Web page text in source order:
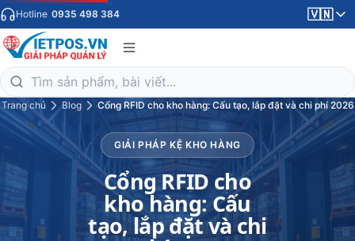
Hotline 0935 498 384 🇻🇳
Trang chủ Blog Cổng RFID cho kho hàng: Cấu tạo, lắp đặt và chi phí 2026
GIẢI PHÁP KỆ KHO HÀNG
Cổng RFID cho
kho hàng: Cấu
tạo, lắp đặt và chi